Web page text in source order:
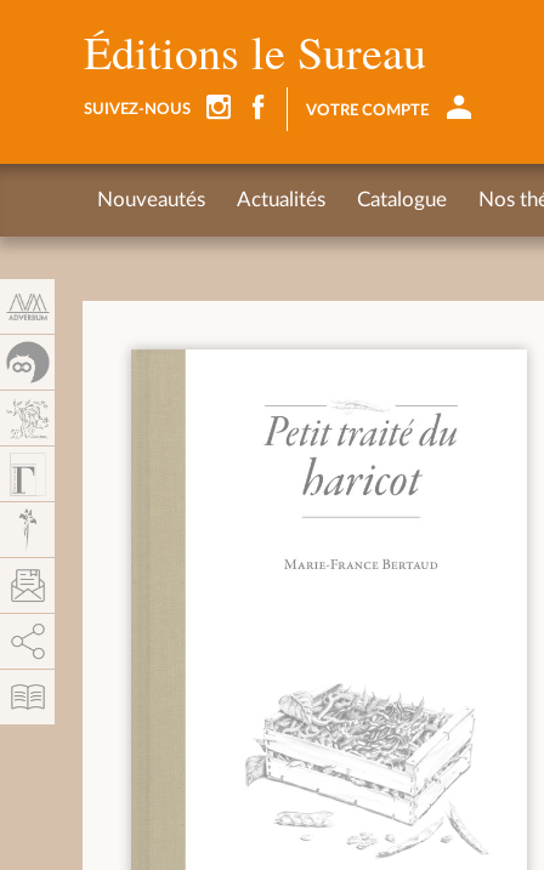
Éditions le Sureau
SUIVEZ-NOUS VOTRE COMPTE
Nouveautés Actualités Catalogue Nos